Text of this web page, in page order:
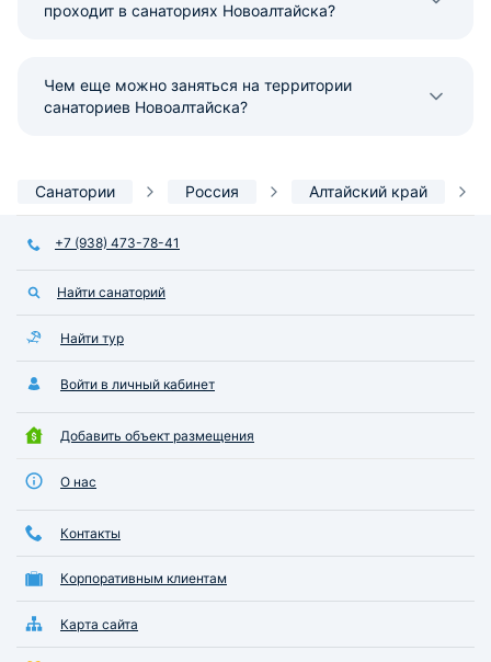
проходит в санаториях Новоалтайска?
Чем еще можно заняться на территории
санаториев Новоалтайска?
Санатории Россия Алтайский край
+7 (938) 473-78-41
Найти санаторий
Найти тур
Войти в личный кабинет
Добавить объект размещения
О нас
Контакты
Корпоративным клиентам
Карта сайта